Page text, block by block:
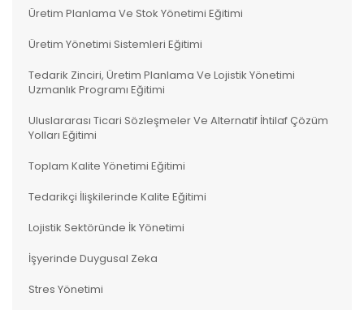
Üretim Planlama Ve Stok Yönetimi Eğitimi
Üretim Yönetimi Sistemleri Eğitimi
Tedarik Zinciri, Üretim Planlama Ve Lojistik Yönetimi
Uzmanlık Programı Eğitimi
Uluslararası Ticari Sözleşmeler Ve Alternatif İhtilaf Çözüm
Yolları Eğitimi
Toplam Kalite Yönetimi Eğitimi
Tedarikçi İlişkilerinde Kalite Eğitimi
Lojistik Sektöründe İk Yönetimi
İşyerinde Duygusal Zeka
Stres Yönetimi